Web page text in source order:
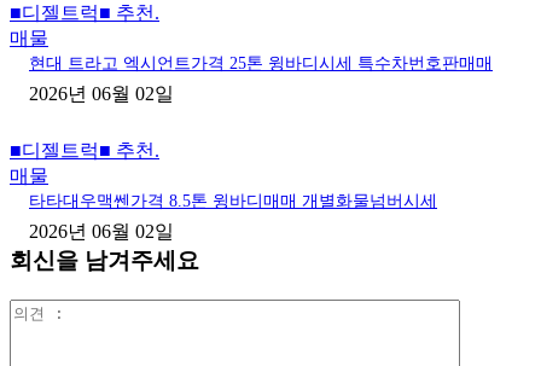
■디젤트럭■ 추천.
매물
현대 트라고 엑시언트가격 25톤 윙바디시세 특수차번호판매매
2026년 06월 02일
■디젤트럭■ 추천.
매물
타타대우맥쎈가격 8.5톤 윙바디매매 개별화물넘버시세
2026년 06월 02일
회신을 남겨주세요